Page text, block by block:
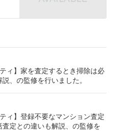
ィ】家を査定するとき掃除は必
、の監修を行いました。
】登録不要なマンション査定
定との違いも解説、の監修を